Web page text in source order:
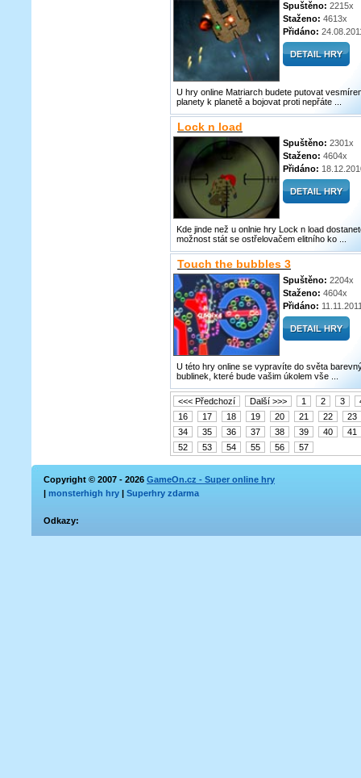
Spuštěno: 2215x
Staženo: 4613x
Přidáno:
U hry online Matriarch budete putovat
planety k planetě a bojovat proti nepřáte ...
Lock n load
Spuštěno: 2301x
Staženo: 4604x
Přidáno:
Kde jinde než u onlnie hry Lock n load
možnost stát se ostřelovačem elitního ko ...
Touch the bubbles 3
Spuštěno: 2204x
Staženo: 4604x
Přidáno:
U této hry online se vypravíte do světa
bublinek, které bude vašim úkolem vše ...
<<< Předchozí Další >>> 1 2 3
16
17 18 19 20 21 22
23
34
35 36 37 38 39 40
41
52
53 54 55 56 57
Copyright © 2007 - 2026 GameOn.cz - Super online hry
| monsterhigh hry | Superhry zdarma
Odkazy: